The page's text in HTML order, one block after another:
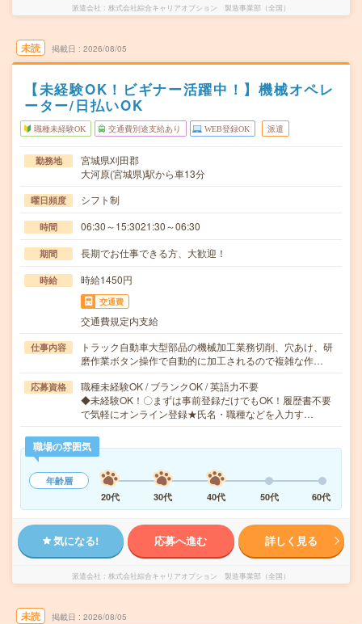
派遣会社 株式会社綜合キャリアオプション 製造事業部（全国）
未読 掲載日 2026/08/05
【未経験OK！ビギナー活躍中！】機械オペレ
ーター/日払いOK
職種未経験OK 交通費別途支給あり WEB登録OK 派遣
勤務地
宮城県刈田郡
大河原(宮城県)駅から車13分
曜日頻度 シフト制
時間 06:30～15:3021:30～06:30
期間 長期でお仕事できる方、大歓迎！
時給 時給1450円
交通費
交通費規定内支給
仕事内容
トラック自動車大型部品の機械加工業務切削、穴あけ、研
磨作業ボタン操作で自動的に加工されるので複雑な作…
応募資格
職種未経験OK / ブランクOK / 英語力不要
◆未経験OK！〇まずは事前登録だけでもOK！履歴書不要
で気軽にオンライン登録★氏名・職種などを入力す…
職場の雰囲気
年齢層
20代
30代 40代 50代 60代
気になる! 応募へ進む 詳しく見る
派遣会社 株式会社綜合キャリアオプション 製造事業部（全国）
未読 掲載日 2026/08/05